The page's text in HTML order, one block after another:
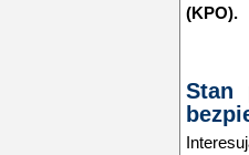
(KPO).
Stan